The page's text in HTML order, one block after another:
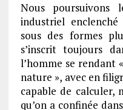
Nous poursuivons
industriel
sous des formes
s’inscrit toujours
l’homme se rendant
nature », avec en
capable de calculer,
qu’on a confinée